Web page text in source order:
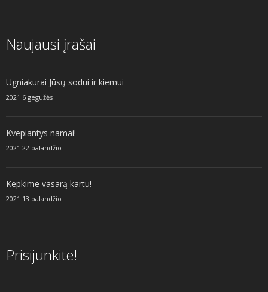
Naujausi įrašai
Ugniakurai Jūsų sodui ir kiemui
2021 6 gegužės
Kvepiantys namai!
2021 22 balandžio
Kepkime vasarą kartu!
2021 13 balandžio
Prisijunkite!